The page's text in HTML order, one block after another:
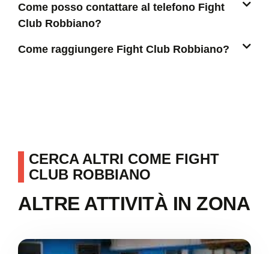
Come posso contattare al telefono Fight
Club Robbiano?
Come raggiungere Fight Club Robbiano?
CERCA ALTRI COME FIGHT
CLUB ROBBIANO
ALTRE ATTIVITÀ IN ZONA